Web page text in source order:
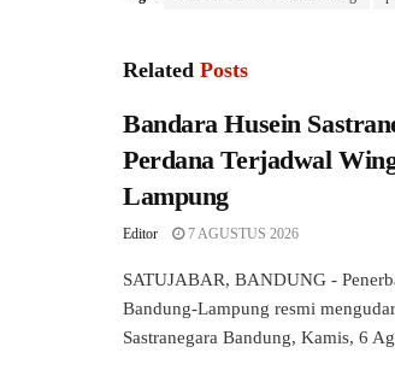
Related Posts
Bandara Husein
Perdana Terjadwal
Lampung
Editor 7 AGUSTUS 2026
SATUJABAR, BANDUNG -
Bandung-Lampung resmi
Sastranegara Bandung, Kamis, 6